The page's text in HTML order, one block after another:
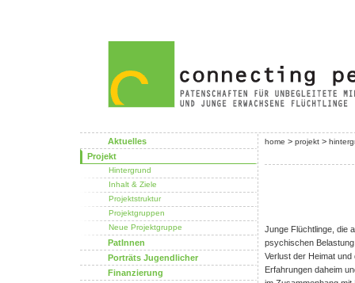
Aktuelles
Projekt
Hintergrund
Inhalt & Ziele
Projektstruktur
Projektgruppen
Neue Projektgruppe
PatInnen
Porträts Jugendlicher
Finanzierung
home > projekt >
Junge Flüchtlinge, die
psychischen
Verlust der Heimat
Erfahrungen daheim